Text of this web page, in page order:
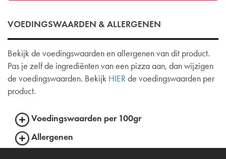
VOEDINGSWAARDEN & ALLERGENEN
Bekijk de voedingswaarden en allergenen van dit product.
Pas je zelf de ingrediënten van een pizza aan, dan wijzigen
de voedingswaarden. Bekijk HIERde voedingswaarden per
product.
Voedingswaarden per 100gr
Allergenen